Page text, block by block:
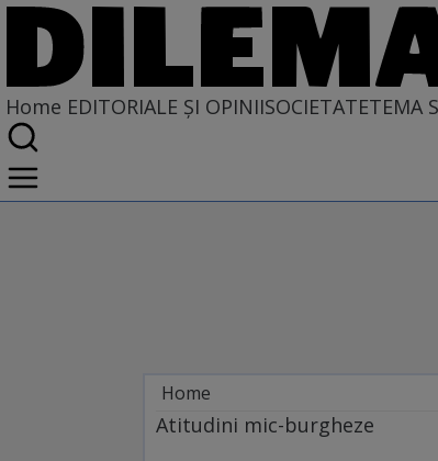
Home EDITORIALE ȘI OPINIISOCIETATETEMA
Home
EDITORIALE ȘI OPINII
PE CE LUME TRĂIM
Atitudini mic-burgheze